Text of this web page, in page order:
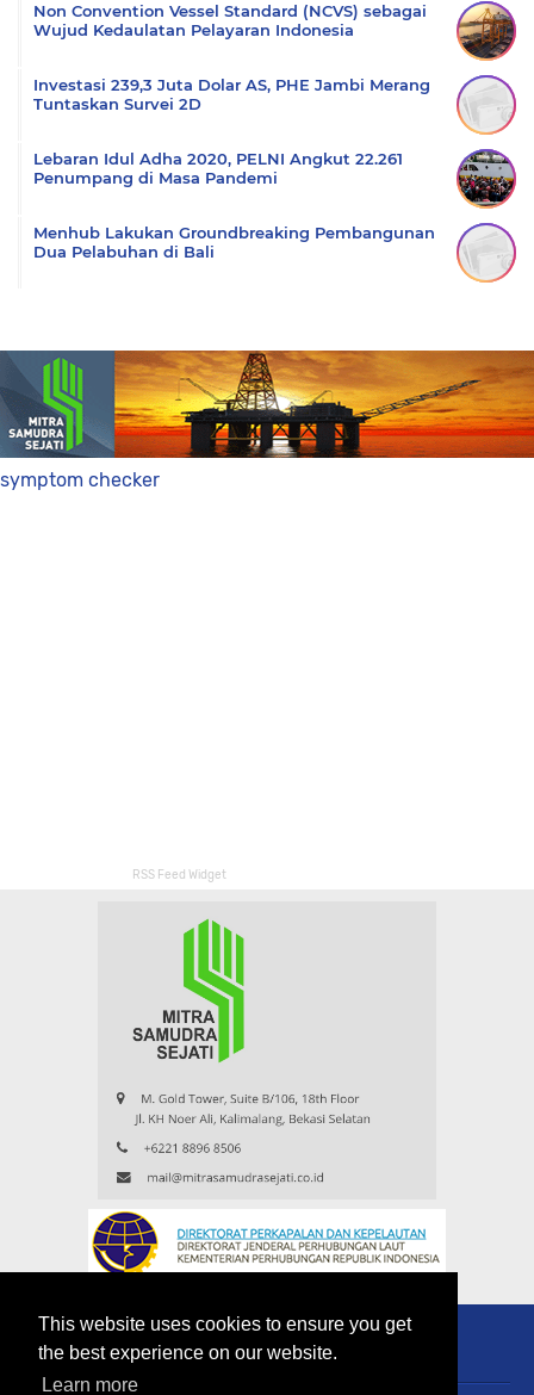
This website uses cookies to ensure you get
the best experience on our website.
Learn more
Non Convention Vessel Standard (NCVS) sebagai
Wujud Kedaulatan Pelayaran Indonesia
Investasi 239,3 Juta Dolar AS, PHE Jambi Merang
Tuntaskan Survei 2D
Lebaran Idul Adha 2020, PELNI Angkut 22.261
Penumpang di Masa Pandemi
Menhub Lakukan Groundbreaking Pembangunan
Dua Pelabuhan di Bali
symptom checker
RSS Feed Widget